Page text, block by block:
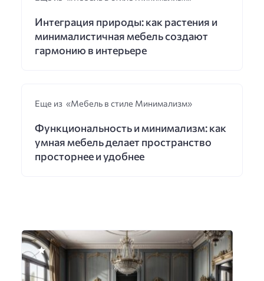
Интеграция природы: как растения и
минималистичная мебель создают
гармонию в интерьере
Еще из «Мебель в стиле Минимализм»
Функциональность и минимализм: как
умная мебель делает пространство
просторнее и удобнее